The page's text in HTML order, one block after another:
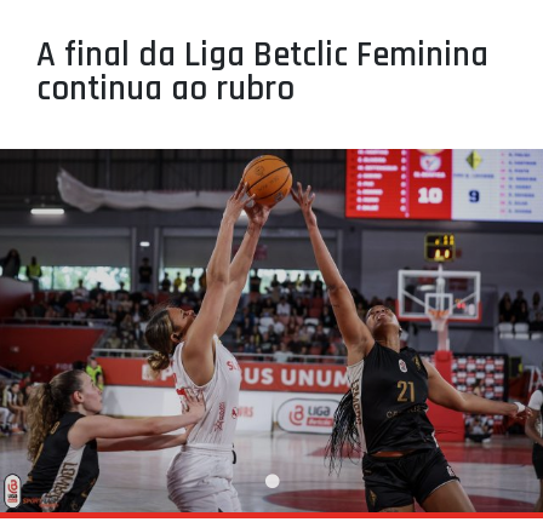
A final da Liga Betclic Feminina
continua ao rubro